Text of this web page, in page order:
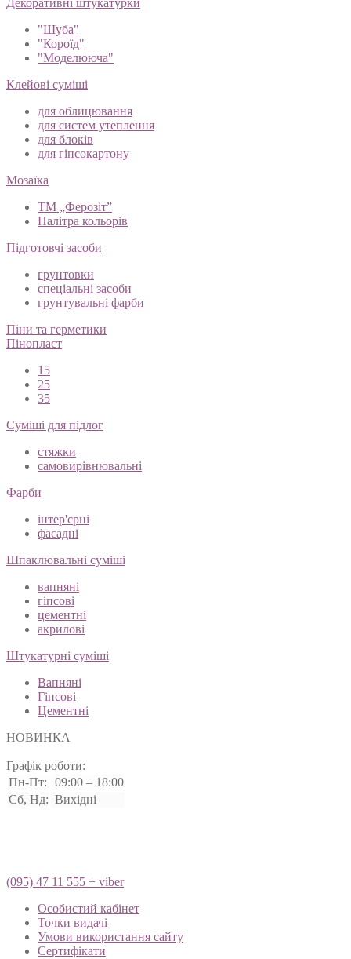
Декоративні штукатурки
"Шуба"
"Короїд"
"Моделююча"
Клейові суміші
для облицювання
для систем утеплення
для блоків
для гіпсокартону
Мозаїка
ТМ „Ферозіт”
Палітра кольорів
Підготовчі засоби
грунтовки
спеціальні засоби
грунтувальні фарби
Піни та герметики
Пінопласт
15
25
35
Суміші для підлог
стяжки
самовирівнювальні
Фарби
інтер'єрні
фасадні
Шпаклювальні суміші
вапняні
гіпсові
цементні
акрилові
Штукатурні суміші
Вапняні
Гіпсові
Цементні
НОВИНКА
Графік роботи:
Пн-Пт:
09:00 – 18:00
Сб, Нд: Вихідні
(095) 47 11 555 + viber
Особистий кабінет
Точки видачі
Умови використання сайту
Сертифікати